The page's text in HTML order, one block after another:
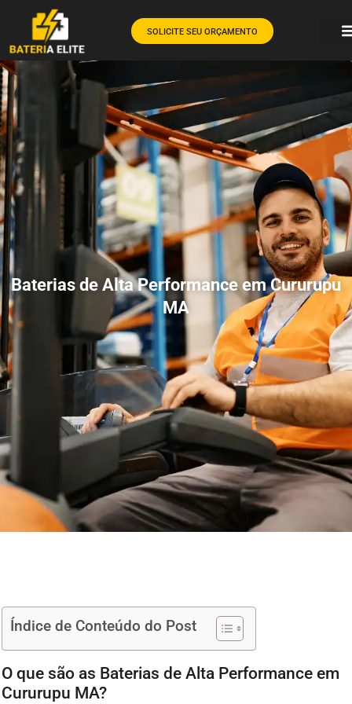
SOLICITE SEU ORÇAMENTO
Baterias de Alta Performance em Cururupu
MA
Índice de Conteúdo do Post
O que são as Baterias de Alta Performance em
Cururupu MA?